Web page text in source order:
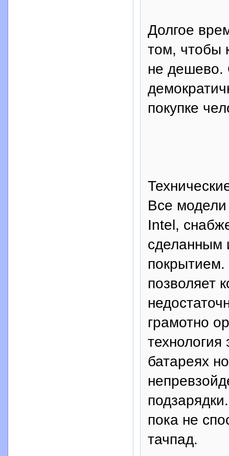
Долгое
том, чтобы
не дешево.
покупке
Все
Intel,
сделанным
покрытием.
позволяет
грамотно
батареях
пока не
тачпад.